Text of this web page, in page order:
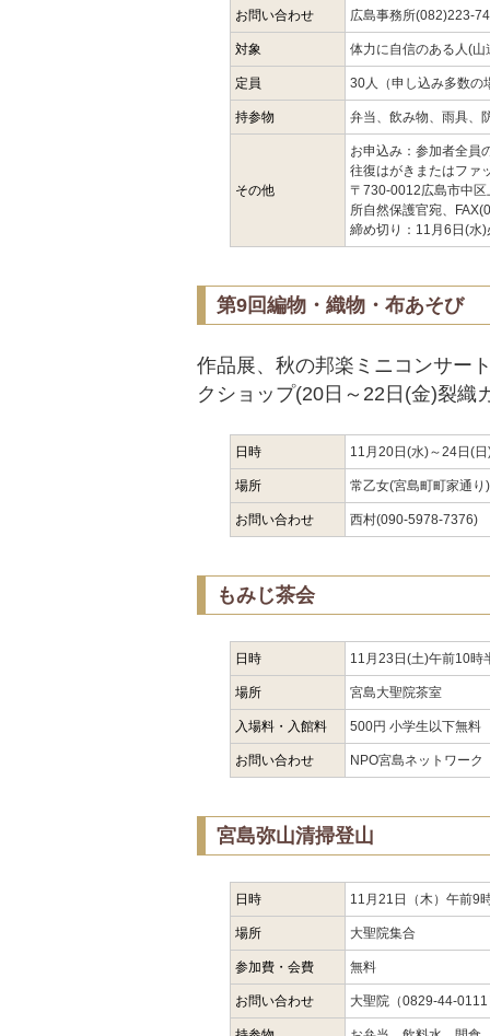
お問い合わせ 広島事務所(082)223-
対象 体力に自信のある人(山
定員 30人（申し込み多数の
持参物 弁当、飲み物、雨具、
その他
お申込み：参加者全員
往復はがきまたはファ
〒730-0012広島市中
所自然保護官宛、
締め切り：11月6日(水)
第9回編物・織物・布あそび
作品展、秋の邦楽ミニコンサー
クショップ(20日～22日(金)裂織
日時 11月20日(水)～24日(
場所 常乙女(宮島町町家通り)
お問い合わせ 西村(090-5978-7376)
もみじ茶会
日時 11月23日(土)午前10時
場所 宮島大聖院茶室
入場料・入館料 500円 小学生以下無料
お問い合わせ NPO宮島ネットワー
宮島弥山清掃登山
日時 11月21日（木）午前
場所 大聖院集合
参加費・会費 無料
お問い合わせ 大聖院（0829-44-0111